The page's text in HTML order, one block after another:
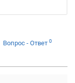
Вопрос - Ответ 0